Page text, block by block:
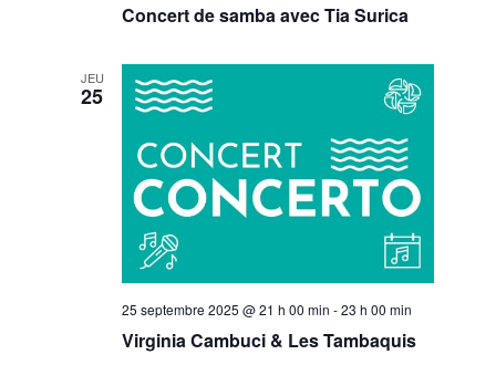
Concert de samba avec Tia Surica
JEU
25
Virginia Cambuci & Les Tambaquis
25 septembre 2025 @ 21 h 00 min -23 h 00 min